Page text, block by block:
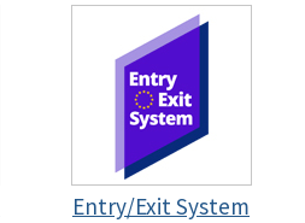
Entry/Exit System